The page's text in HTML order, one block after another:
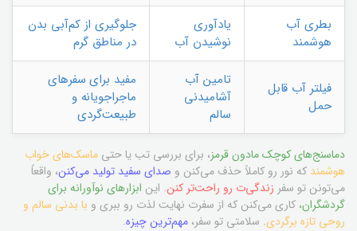
بطری آب
هوشمند
یادآوری
نوشیدن آب
جلوگیری از کم‌آبی بدن
در مناطق گرم
فیلتر آب قابل
حمل
تامین آب
آشامیدنی
سالم
مفید برای سفرهای
ماجراجویانه و
طبیعت‌گردی
دماسنج‌های کوچک مادون قرمز، برای بررسی تب یا حتی ماسک‌های خواب
هوشمند که نور رو کاملاً حذف می‌کنن و صدای سفید تولید می‌کنن، واقعاً
می‌تونن تو سفر زندگی‌ت رو راحت‌تر کنن. این ابزارهای نوآورانه برای
گردشگران، کاری می‌کنن که از سفرت نهایت لذت رو ببری و با بدنی سالم و
روحی تازه برگردی. سلامتی تو سفر، مهم‌ترین چیزه.